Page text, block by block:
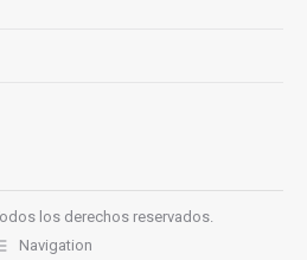
los derechos reservados.
Navigation